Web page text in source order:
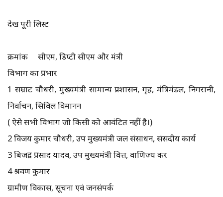
देखें पूरी लिस्ट
क्रमांक सीएम, डिप्टी सीएम और मंत्री
विभाग का प्रभार
1 सम्राट चौधरी, मुख्यमंत्री सामान्य प्रशासन, गृह, मंत्रिमंडल, निगरानी,
निर्वाचन, सिविल विमानन
( ऐसे सभी विभाग जो किसी को आवंटित नहीं है।)
2 विजय कुमार चौधरी, उप मुख्यमंत्री जल संसाधन, संसदीय कार्य
3 बिजेंद्र प्रसाद यादव, उप मुख्यमंत्री वित्त, वाणिज्य कर
4 श्रवण कुमार
ग्रामीण विकास, सूचना एवं जनसंपर्क